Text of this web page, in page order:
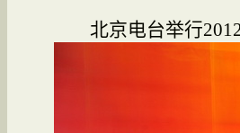
北京电台举行